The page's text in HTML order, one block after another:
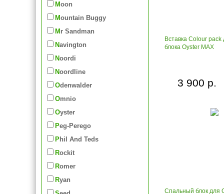
Moon
Mountain Buggy
Mr Sandman
Navington
Noordi
Noordline
Odenwalder
Omnio
Oyster
Peg-Perego
Phil And Teds
Rockit
Romer
Ryan
Вставка Colour pack
блока Oyster MAX
3 900 р.
Спальный блок для